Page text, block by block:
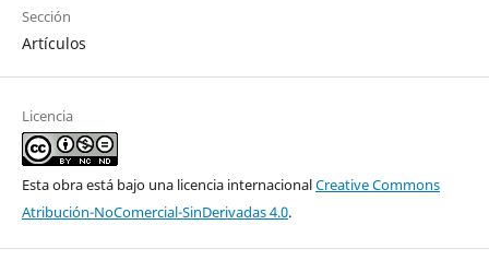
Sección
Artículos
Licencia
Esta obra está bajo una licencia internacionalCreative Commons
Atribución-NoComercial-SinDerivadas 4.0.